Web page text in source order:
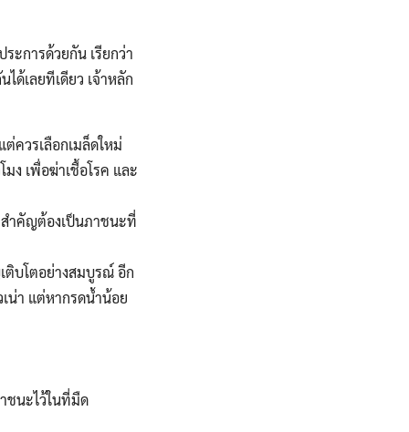
ะการด้วยกัน เรียกว่า
ด้เลยทีเดียว เจ้าหลัก
ควรเลือกเมล็ดใหม่
ง เพื่อฆ่าเชื้อโรค และ
ำคัญต้องเป็นภาชนะที่
ติบโตอย่างสมบูรณ์ อีก
น่า แต่หากรดน้ำน้อย
ชนะไว้ในที่มืด